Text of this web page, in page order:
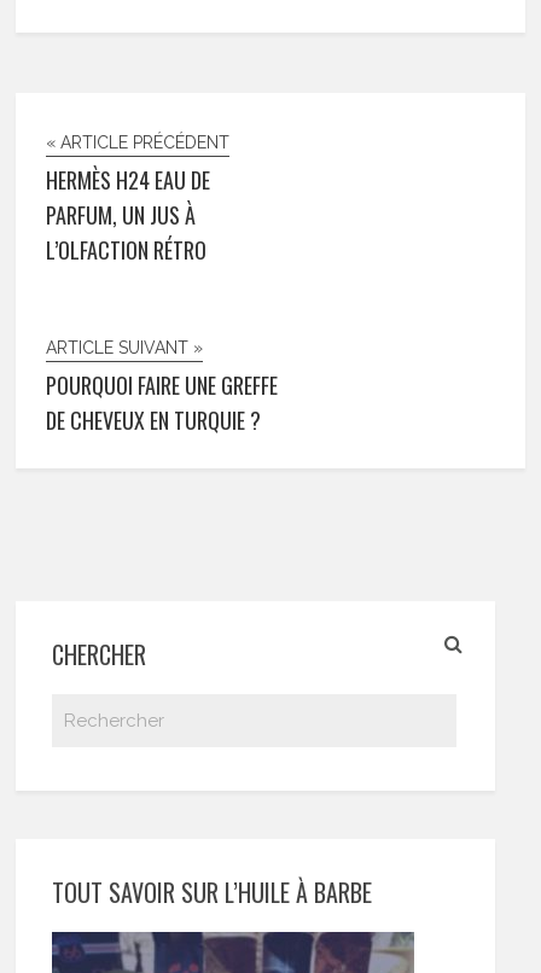
« ARTICLE PRÉCÉDENT
HERMÈS H24 EAU DE
PARFUM, UN JUS À
L’OLFACTION RÉTRO
ARTICLE SUIVANT »
POURQUOI FAIRE UNE GREFFE
DE CHEVEUX EN TURQUIE ?
CHERCHER
TOUT SAVOIR SUR L’HUILE À BARBE